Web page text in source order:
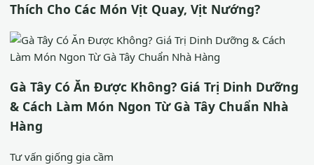
Thích Cho Các Món Vịt Quay, Vịt Nướng?
Gà Tây Có Ăn Được Không? Giá Trị Dinh Dưỡng
& Cách Làm Món Ngon Từ Gà Tây Chuẩn Nhà
Hàng
Tư vấn giống gia cầm